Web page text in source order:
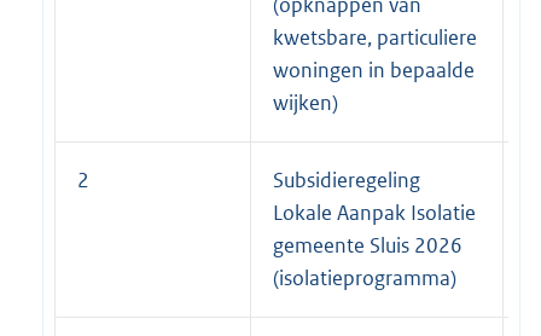
(opknappen van
kwetsbare, particuliere
woningen in bepaalde
wijken)
2
Subsidieregeling
Lokale Aanpak Isolatie
gemeente Sluis 2026
(isolatieprogramma)